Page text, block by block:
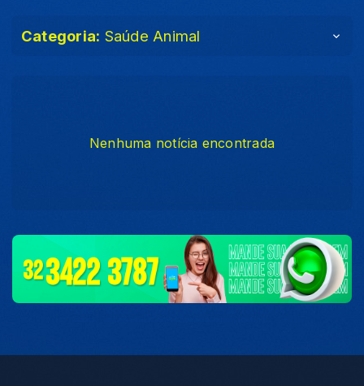
Categoria: Saúde Animal
Nenhuma notícia encontrada